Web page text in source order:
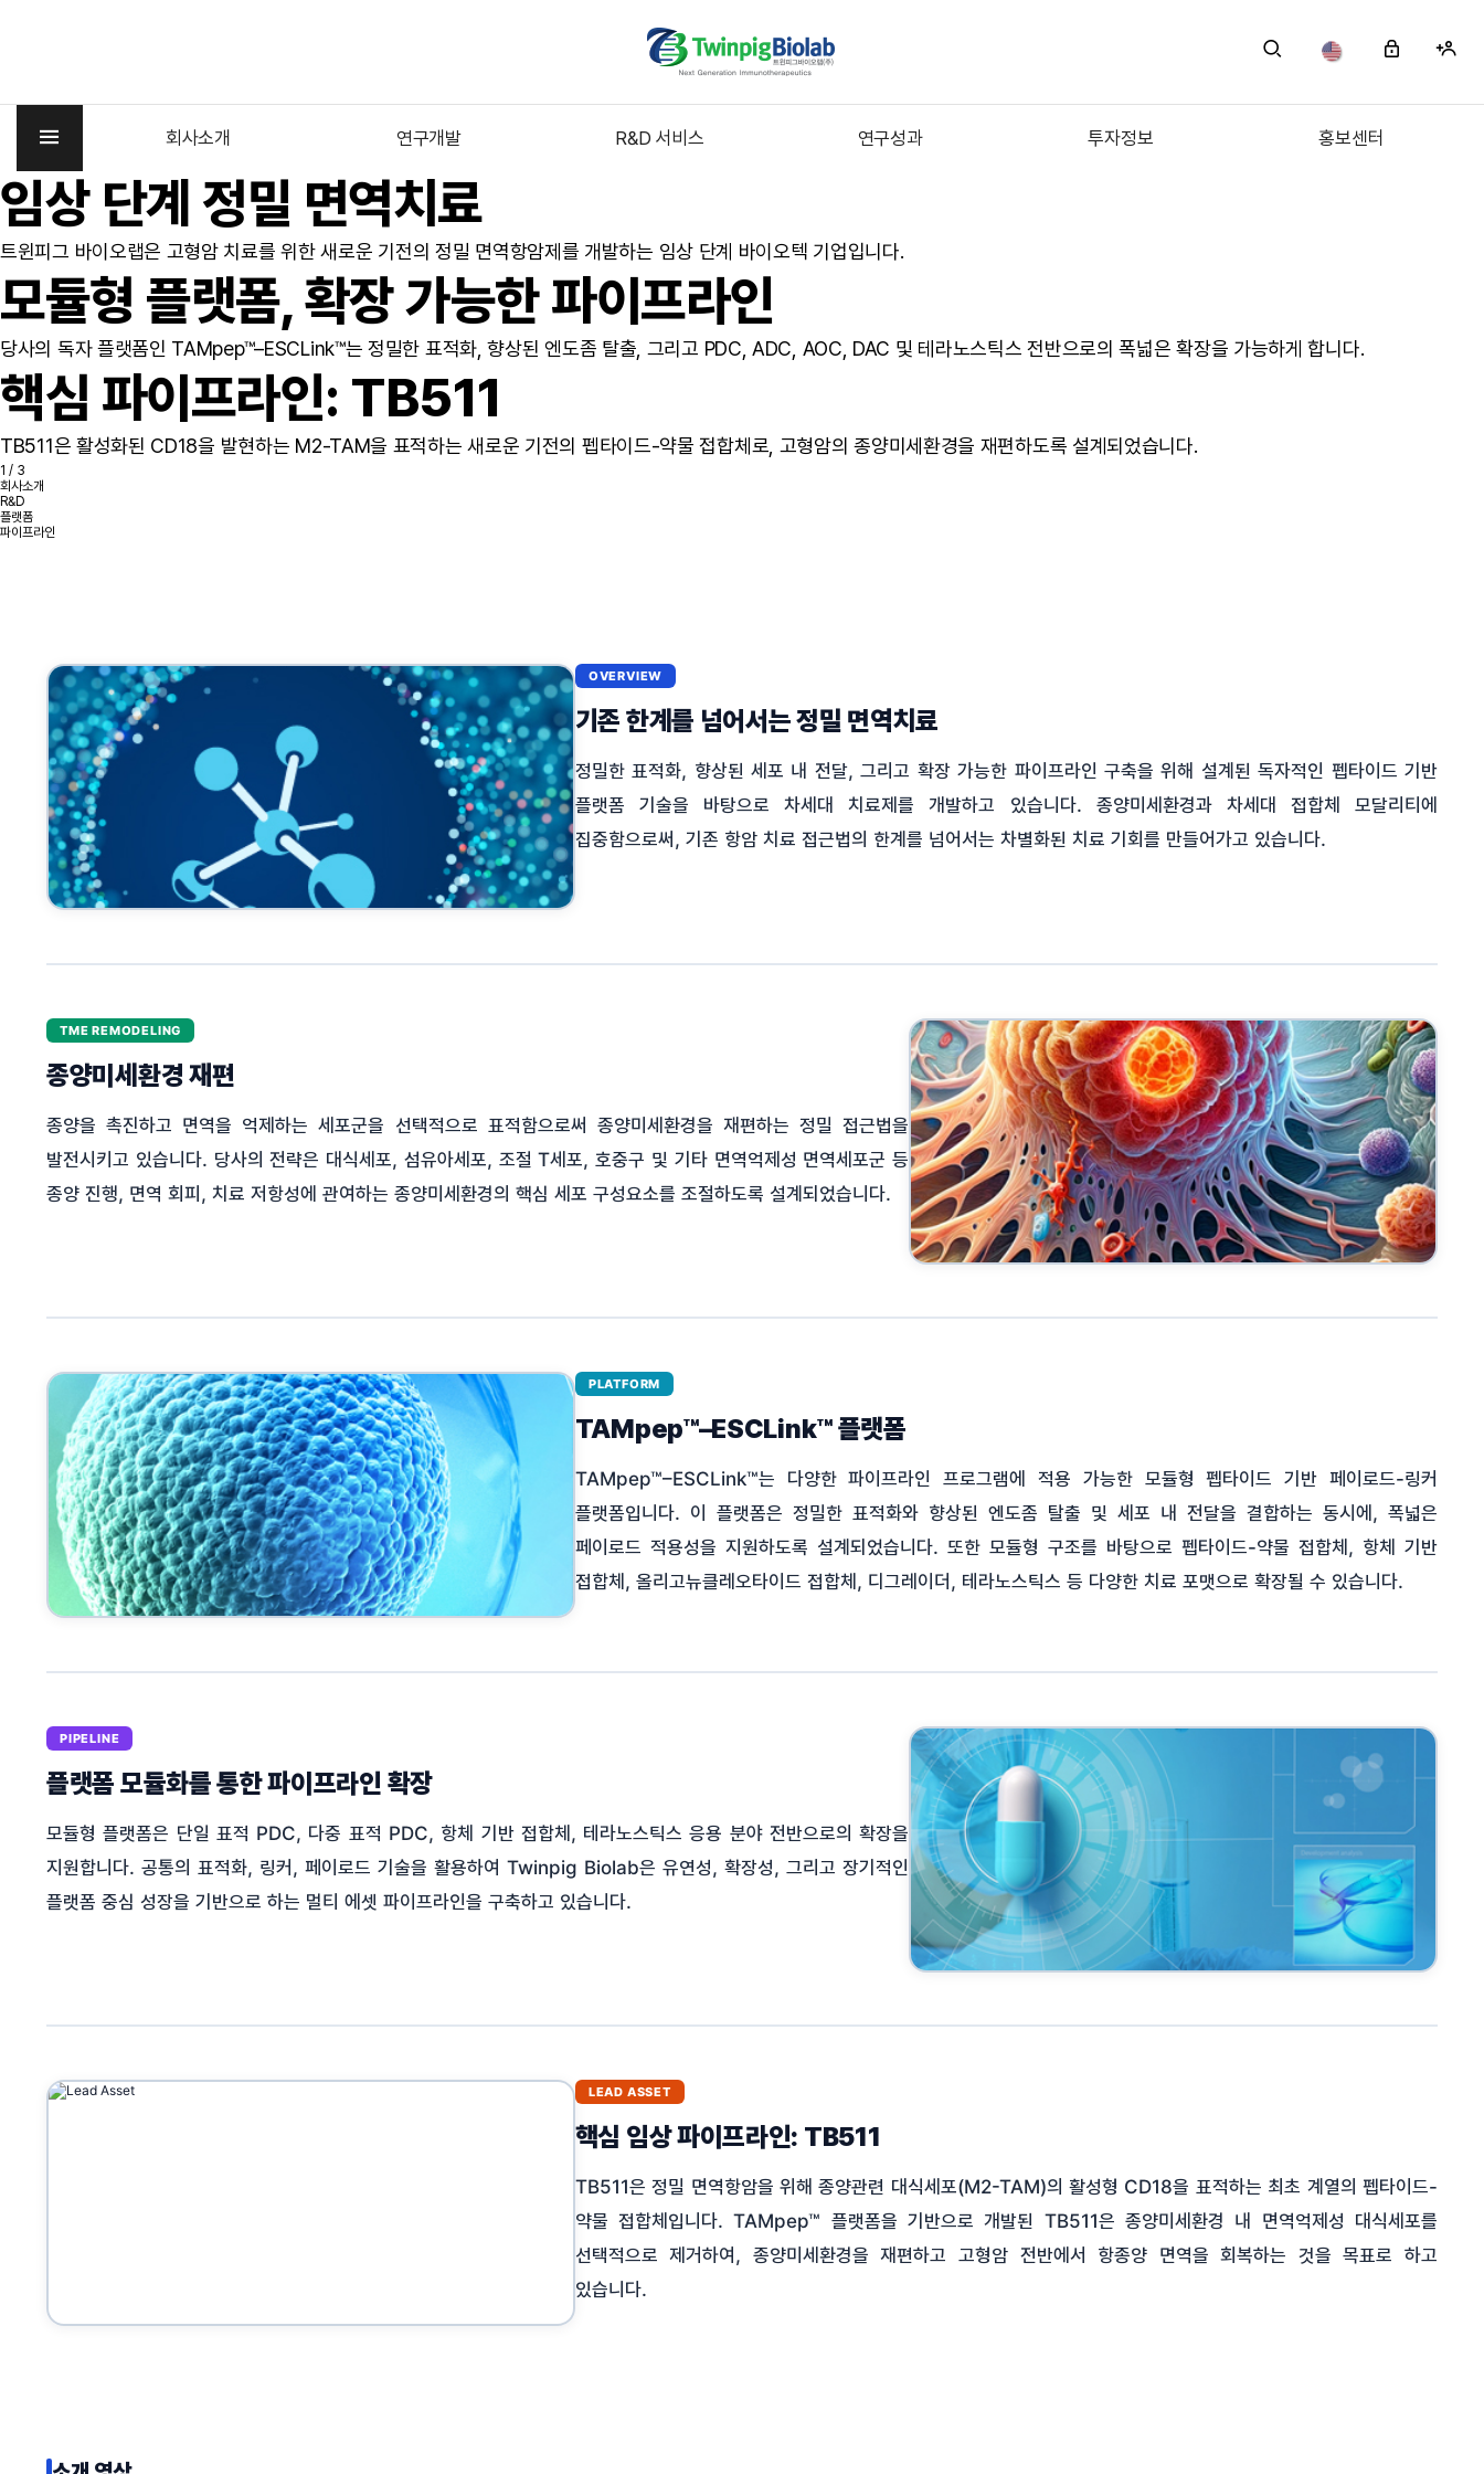
≡ 회사소개 연구개발 R&D 서비스 연구성과 투자정보 홍보센터
임상 단계 정밀 면역치료
트윈피그 바이오랩은 고형암 치료를 위한 새로운 기전의 정밀 면역항암제를 개발하는 임상 단계 바이오텍 기업입니다.
모듈형 플랫폼, 확장 가능한 파이프라인
당사의 독자 플랫폼인 TAMpep™–ESCLink™는 정밀한 표적화, 향상된 엔도좀 탈출, 그리고 PDC, ADC, AOC, DAC 및 테라노스틱스 전반으로의 폭넓은 확장을 가능하게 합니다.
핵심 파이프라인: TB511
TB511은 활성화된 CD18을 발현하는 M2-TAM을 표적하는 새로운 기전의 펩타이드-약물 접합체로, 고형암의 종양미세환경을 재편하도록 설계되었습니다.
1 / 3
회사소개
R&D
플랫폼
파이프라인
OVERVIEW
기존 한계를 넘어서는 정밀 면역치료
정밀한 표적화, 향상된 세포 내 전달, 그리고 확장 가능한 파이프라인 구축을 위해 설계된 독자적인 펩타이드 기반
플랫폼 기술을 바탕으로 차세대 치료제를 개발하고 있습니다. 종양미세환경과 차세대 접합체 모달리티에
집중함으로써, 기존 항암 치료 접근법의 한계를 넘어서는 차별화된 치료 기회를 만들어가고 있습니다.
TME REMODELING
종양미세환경 재편
종양을 촉진하고 면역을 억제하는 세포군을 선택적으로 표적함으로써 종양미세환경을 재편하는 정밀 접근법을
발전시키고 있습니다. 당사의 전략은 대식세포, 섬유아세포, 조절 T세포, 호중구 및 기타 면역억제성 면역세포군 등
종양 진행, 면역 회피, 치료 저항성에 관여하는 종양미세환경의 핵심 세포 구성요소를 조절하도록 설계되었습니다.
PLATFORM
TAMpep™–ESCLink™ 플랫폼
TAMpep™–ESCLink™는 다양한 파이프라인 프로그램에 적용 가능한 모듈형 펩타이드 기반 페이로드-링커
플랫폼입니다. 이 플랫폼은 정밀한 표적화와 향상된 엔도좀 탈출 및 세포 내 전달을 결합하는 동시에, 폭넓은
페이로드 적용성을 지원하도록 설계되었습니다. 또한 모듈형 구조를 바탕으로 펩타이드-약물 접합체, 항체 기반
접합체, 올리고뉴클레오타이드 접합체, 디그레이더, 테라노스틱스 등 다양한 치료 포맷으로 확장될 수 있습니다.
PIPELINE
플랫폼 모듈화를 통한 파이프라인 확장
모듈형 플랫폼은 단일 표적 PDC, 다중 표적 PDC, 항체 기반 접합체, 테라노스틱스 응용 분야 전반으로의 확장을
지원합니다. 공통의 표적화, 링커, 페이로드 기술을 활용하여 Twinpig Biolab은 유연성, 확장성, 그리고 장기적인
플랫폼 중심 성장을 기반으로 하는 멀티 에셋 파이프라인을 구축하고 있습니다.
LEAD ASSET
핵심 임상 파이프라인: TB511
TB511은 정밀 면역항암을 위해 종양관련 대식세포(M2-TAM)의 활성형 CD18을 표적하는 최초 계열의 펩타이드-
약물 접합체입니다. TAMpep™ 플랫폼을 기반으로 개발된 TB511은 종양미세환경 내 면역억제성 대식세포를
선택적으로 제거하여, 종양미세환경을 재편하고 고형암 전반에서 항종양 면역을 회복하는 것을 목표로 하고
있습니다.